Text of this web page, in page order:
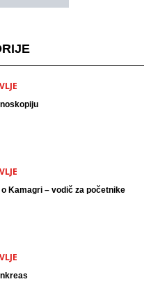
Kamagri – vodič za početnike